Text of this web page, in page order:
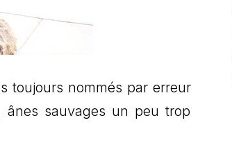
toujours nommés par erreur
sauvages un peu trop